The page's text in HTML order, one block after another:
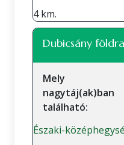
4 km.
Dubicsány
Mely
nagytáj(ak)ban
található:
Északi-